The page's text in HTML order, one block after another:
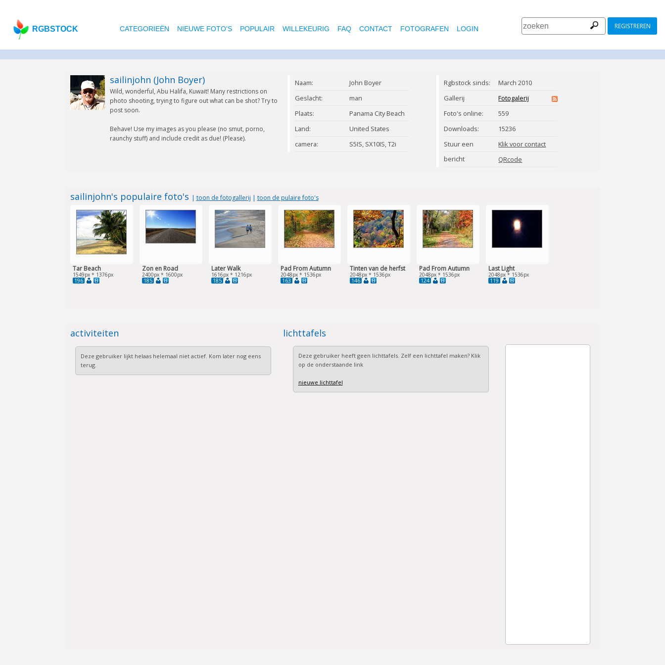
RGBSTOCK CATEGORIEËN NIEUWE FOTO'S POPULAIR WILLEKEURIG FAQ CONTACT FOTOGRAFEN LOGIN REGISTREREN
sailinjohn (John Boyer)
Wild, wonderful, Abu Halifa, Kuwait! Many restrictions on
photo shooting, trying to figure out what can be shot? Try to
post soon.
Behave! Use my images as you please (no smut, porno,
raunchy stuff) and include credit as due! (Please).
Naam:
John Boyer
Geslacht:
man
Plaats:
Panama City Beach
Land:
United States
camera:
S5IS, SX10IS, T2i
Rgbstock sinds:
March 2010
Gallerij
Fotogalerij
Foto's online:
559
Downloads:
15236
Stuur een
bericht
Klik voor contact
sailinjohn
QRcode
sailinjohn's populaire foto's | toon de fotogallerij | toon de pulaire foto's
Tar Beach
1549px * 1376px
196
Zon en Road
2400px * 1600px
185
Later Walk
1616px * 1216px
185
Pad From Autumn
2048px * 1536px
163
Tinten van de herfst
2048px * 1536px
146
Pad From Autumn
2048px * 1536px
124
Last Light
2048px * 1536px
119
activiteiten
Deze gebruiker lijkt helaas helemaal niet actief. Kom later nog eens
terug.
lichttafels
Deze gebruiker heeft geen lichttafels. Zelf een lichttafel maken? Klik
op de onderstaande link
nieuwe lichttafel